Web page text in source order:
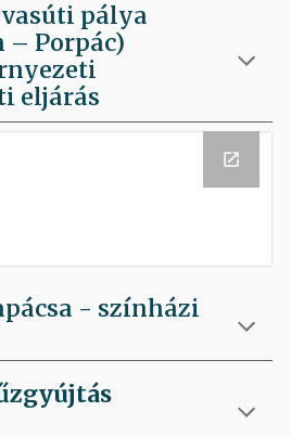
vasúti pálya
– Porpác)
eljárás
- színházi